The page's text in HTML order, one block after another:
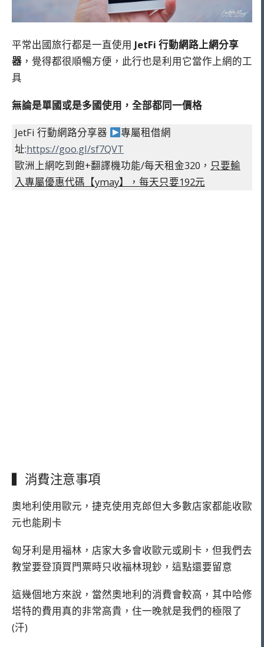
平常出國旅行都是一直使用 JetFi 行動網路上網分享
器 ，覺得都很順暢方便，此行也是利用它當作上網的工
具
無論是單國或是多國使用，全部都同一價格
JetFi 行動網路分享器
專屬租借網
址:https://goo.gl/sf7QVT
歐洲上網吃到飽+翻譯機功能/每天租金320， 只要輸
入專屬優惠代碼【ymay】，每天只要192元
▍消費注意事項
奧地利使用歐元，捷克使用克郎但大多數店家都能收歐
元也能刷卡
匈牙利是用福林，店家大多會收歐元或刷卡，但我們去
教堂要登頂買門票時只收福林現鈔，這點還要留意
這幾個地方來說，當然奧地利的消費會較高，其中哈修
塔特的費用真的非常高貴，住一晚就是我們的極限了
(汗)